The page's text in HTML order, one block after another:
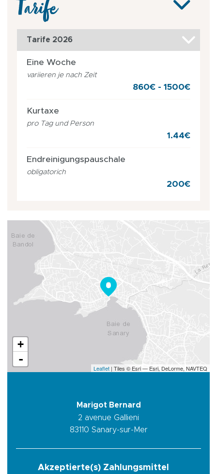
Tarife
Tarife 2026
Eine Woche
variieren je nach Zeit
860€ - 1500€
Kurtaxe
pro Tag und Person
1.44€
Endreinigungspauschale
obligatorich
200€
+
-
Leaflet | Tiles © Esri — Esri, DeLorme, NAVTEQ
Marigot Bernard
2 avenue Gallieni
83110 Sanary-sur-Mer
Akzeptierte(s) Zahlungsmittel